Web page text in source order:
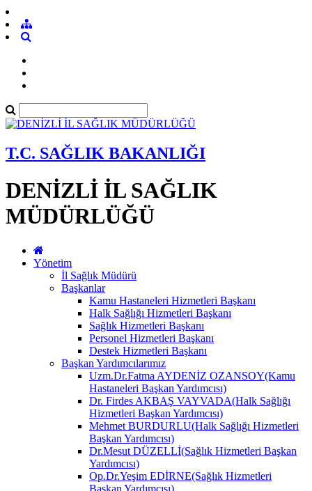
T.C. SAĞLIK BAKANLIĞI
DENİZLİ İL SAĞLIK
MÜDÜRLÜĞÜ
Yönetim
İl Sağlık Müdürü
Başkanlar
Kamu Hastaneleri Hizmetleri Başkanı
Halk Sağlığı Hizmetleri Başkanı
Sağlık Hizmetleri Başkanı
Personel Hizmetleri Başkanı
Destek Hizmetleri Başkanı
Başkan Yardımcılarımız
Uzm.Dr.Fatma AYDENİZ OZANSOY(Kamu
Hastaneleri Başkan Yardımcısı)
Dr. Firdes AKBAŞ VAYVADA(Halk Sağlığı
Hizmetleri Başkan Yardımcısı)
Mehmet BURDURLU(Halk Sağlığı Hizmetleri
Başkan Yardımcısı)
Dr.Mesut DÜZELLİ(Sağlık Hizmetleri Başkan
Yardımcısı)
Op.Dr.Yeşim EDİRNE(Sağlık Hizmetleri
Başkan Yardımcısı)